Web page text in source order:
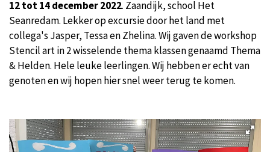
12 tot 14 december 2022. Zaandijk, school Het
Seanredam. Lekker op excursie door het land met
collega's Jasper, Tessa en Zhelina. Wij gaven de workshop
Stencil art in 2 wisselende thema klassen genaamd Thema
& Helden. Hele leuke leerlingen. Wij hebben er echt van
genoten en wij hopen hier snel weer terug te komen.